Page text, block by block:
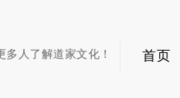
多人了解道家文化！ 首页